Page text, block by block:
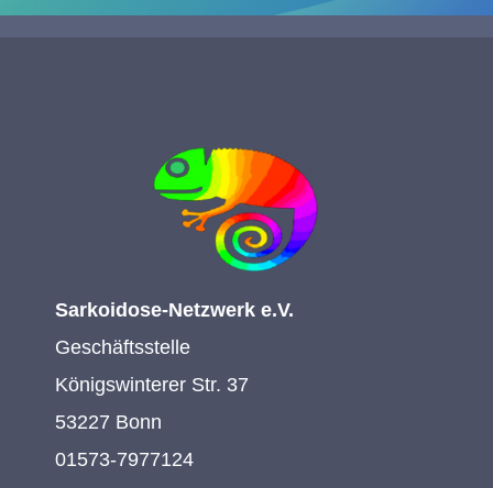
Sarkoidose-Netzwerk e.V.
Geschäftsstelle
Königswinterer Str. 37
53227 Bonn
01573-7977124